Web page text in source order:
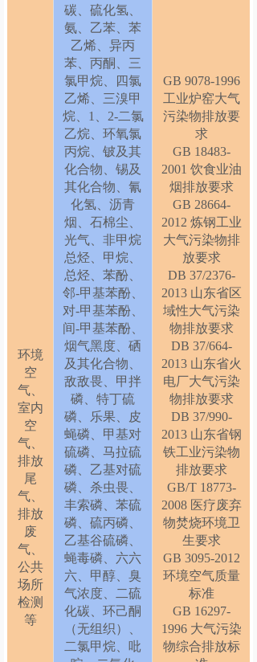
环境
空
气、
室内
空
气、
排放
尾
气、
排放
废
气、
公共
场所
检测
等
碳、硫化氢、
氨、乙苯、苯
乙烯、异丙
苯、丙酮、三
氯甲烷、四氯
乙烯、三溴甲
烷、1、2-二氯
乙烷、环氧氯
丙烷、铍及其
化合物、锡及
其化合物、氰
化氢、沥青
烟、石棉尘、
光气、非甲烷
总烃、甲烷、
总烃、苯酚、
邻-甲基苯酚、
对-甲基苯酚、
间-甲基苯酚、
烟气黑度、硒
及其化合物、
敌敌畏、甲拌
磷、特丁硫
磷、乐果、皮
蝇磷、甲基对
硫磷、马拉硫
磷、乙基对硫
磷、杀虫畏、
丰索磷、苯硫
磷、硫丙磷、
乙基谷硫磷、
蝇毒磷、六六
六、甲醇、臭
气浓度、二硫
化碳、环己酮
（无组织）、
二氯甲烷、吡
GB 9078-1996
工业炉窑大气
污染物排放要
求
GB 18483-
2001 饮食业油
烟排放要求
GB 28664-
2012 炼钢工业
大气污染物排
放要求
DB 37/2376-
2013 山东省区
域性大气污染
物排放要求
DB 37/664-
2013 山东省火
电厂大气污染
物排放要求
DB 37/990-
2013 山东省钢
铁工业污染物
排放要求
GB/T 18773-
2008 医疗废弃
物焚烧环境卫
生要求
GB 3095-2012
环境空气质量
标准
GB 16297-
1996 大气污染
物综合排放标